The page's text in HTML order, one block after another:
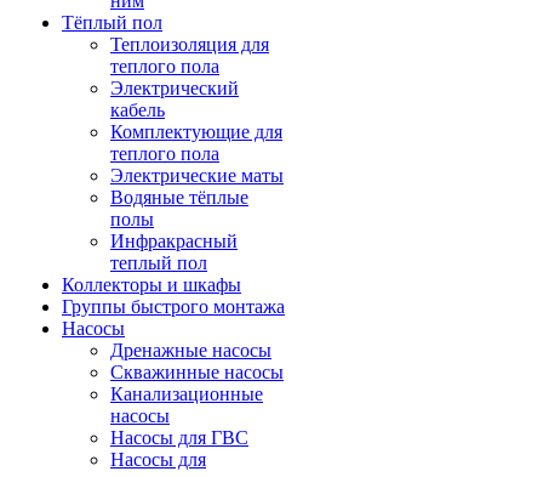
Тёплый пол
Теплоизоляция для
теплого пола
Электрический
кабель
Комплектующие для
теплого пола
Электрические маты
Водяные тёплые
полы
Инфракрасный
теплый пол
Коллекторы и шкафы
Группы быстрого монтажа
Насосы
Дренажные насосы
Скважинные насосы
Канализационные
насосы
Насосы для ГВС
Насосы для